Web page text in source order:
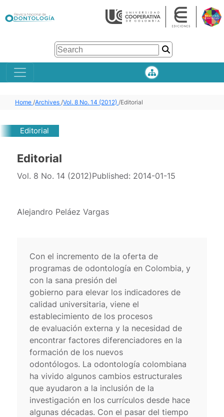
Home /Archives /Vol. 8 No. 14 (2012) /Editorial
Editorial
Editorial
Vol. 8 No. 14 (2012)Published: 2014-01-15
Alejandro Peláez Vargas
Con el incremento de la oferta de
programas de odontología en Colombia, y
con la sana presión del
gobierno para elevar los indicadores de
calidad universitaria, viene el
establecimiento de los procesos
de evaluación externa y la necesidad de
encontrar factores diferenciadores en la
formación de los nuevos
odontólogos. La odontología colombiana
ha vivido algunos cambios estructurales
que ayudaron a la inclusión de la
investigación en los currículos desde hace
algunas décadas. Con el pasar del tiempo